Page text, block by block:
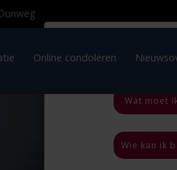
Inspiratie Online condoleren
Wat moet
Wie kan ik